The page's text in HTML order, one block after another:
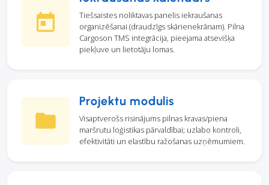
Tiešsaistes noliktavas panelis iekraušanas
organizēšanai (draudzīgs skārienekrānam). Pilna
Cargoson TMS integrācija, pieejama atsevišķa
piekļuve un lietotāju lomas.
Projektu modulis
Visaptverošs risinājums pilnas kravas/piena
maršrutu loģistikas pārvaldībai; uzlabo kontroli,
efektivitāti un elastību ražošanas uzņēmumiem.